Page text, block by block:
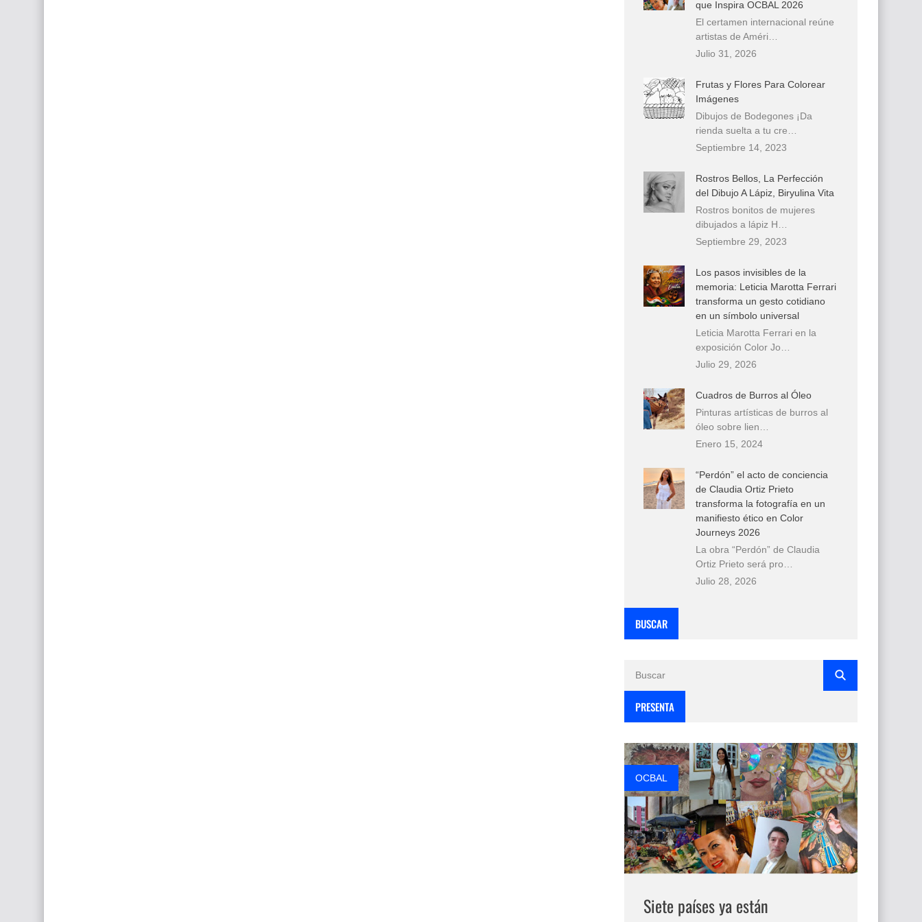
que Inspira OCBAL 2026
El certamen internacional reúne
artistas de Améri…
Julio 31, 2026
Frutas y Flores Para Colorear
Imágenes
Dibujos de Bodegones ¡Da
rienda suelta a tu cre…
Septiembre 14, 2023
Rostros Bellos, La Perfección
del Dibujo A Lápiz, Biryulina Vita
Rostros bonitos de mujeres
dibujados a lápiz H…
Septiembre 29, 2023
Los pasos invisibles de la
memoria: Leticia Marotta Ferrari
transforma un gesto cotidiano
en un símbolo universal
Leticia Marotta Ferrari en la
exposición Color Jo…
Julio 29, 2026
Cuadros de Burros al Óleo
Pinturas artísticas de burros al
óleo sobre lien…
Enero 15, 2024
“Perdón” el acto de conciencia
de Claudia Ortiz Prieto
transforma la fotografía en un
manifiesto ético en Color
Journeys 2026
La obra “Perdón” de Claudia
Ortiz Prieto será pro…
Julio 28, 2026
BUSCAR
PRESENTA
OCBAL
Siete países ya están